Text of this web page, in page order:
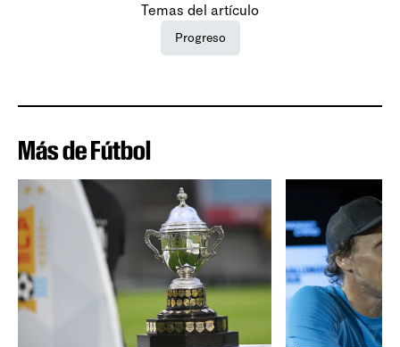
Temas del artículo
Progreso
Más de Fútbol